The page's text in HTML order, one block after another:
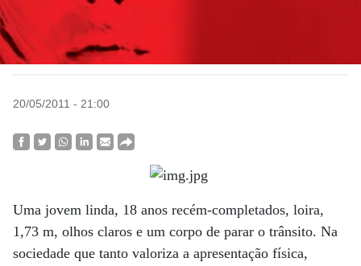
20/05/2011 - 21:00
Uma jovem linda, 18 anos recém-completados, loira,
1,73 m, olhos claros e um corpo de parar o trânsito. Na
sociedade que tanto valoriza a apresentação física,